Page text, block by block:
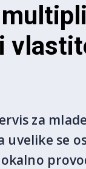
za
se